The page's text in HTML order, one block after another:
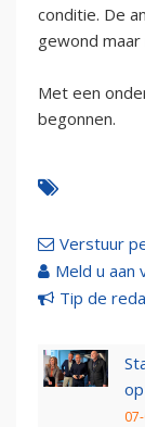
conditie. De
gewond
Met een
begonnen.
Verstuur
Meld u aan
Tip de